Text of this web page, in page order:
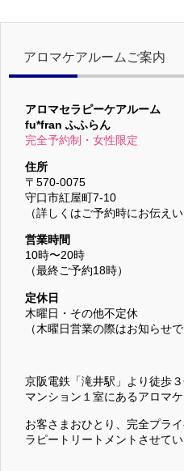
アロマケアルームご案内
アロマセラピーケアルーム
fu*fran ふふらん
完全予約制・女性限定
住所
〒570-0075
守口市紅屋町7-10
（詳しくはご予約時にお伝えい
営業時間
10時〜20時
（最終ご予約18時）
定休日
木曜日・その他不定休
（木曜日営業の際はお知らせ
京阪電鉄「滝井駅」より徒歩
マンション１室にあるアロマ
お客さまおひとり、完全プラ
ラピートリートメントさせてい